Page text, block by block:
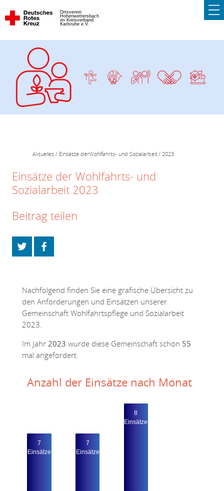
Ortsverein
Hohenwettersbach
im Kreisverband
Karlsruhe e.V.
Aktuelles Einsätze derWohlfahrts- und Sozialarbeit 2023
Einsätze der Wohlfahrts- und
Sozialarbeit 2023
Beitrag teilen
Nachfolgend finden Sie eine grafische Übersicht zu
den Anforderungen und Einsätzen unserer
Gemeinschaft Wohlfahrtspflege und Sozialarbeit
2023.
Im Jahr2023 wurde diese Gemeinschaft schon 55
mal angefordert.
Anzahl der Einsätze nach Monat
7
Ein­sätze
7
Ein­sätze
8
Ein­sätze